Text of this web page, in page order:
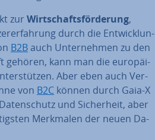
zur Wirt­schafts­för­de­rung,
durch die Ent­wick­lun­
B2Bauch Un­ter­neh­men zu den
gehören, kann man die eu­ro­päi­
Aber eben auch Ver­
von B2C können durch Gaia-X
und Si­cher­heit, aber
Merkmalen der neuen Da­